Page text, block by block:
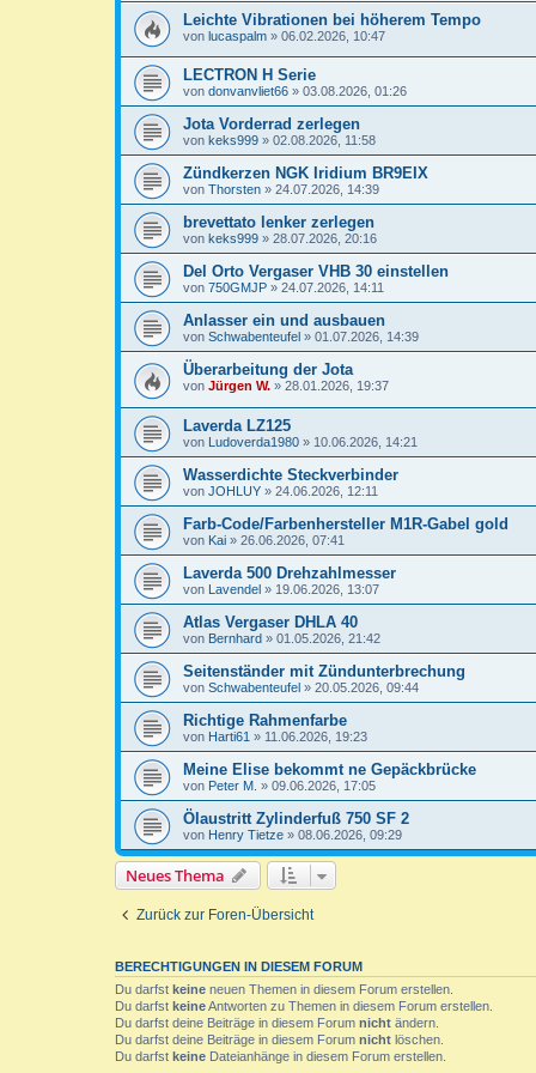
Leichte Vibrationen bei höherem Tempo
von lucaspalm » 06.02.2026, 10:47
LECTRON H Serie
von donvanvliet66 » 03.08.2026, 01:26
Jota Vorderrad zerlegen
von keks999 » 02.08.2026, 11:58
Zündkerzen NGK Iridium BR9EIX
von Thorsten » 24.07.2026, 14:39
brevettato lenker zerlegen
von keks999 » 28.07.2026, 20:16
Del Orto Vergaser VHB 30 einstellen
von 750GMJP » 24.07.2026, 14:11
Anlasser ein und ausbauen
von Schwabenteufel » 01.07.2026, 14:39
Überarbeitung der Jota
von Jürgen W. » 28.01.2026, 19:37
Laverda LZ125
von Ludoverda1980 » 10.06.2026, 14:21
Wasserdichte Steckverbinder
von JOHLUY » 24.06.2026, 12:11
Farb-Code/Farbenhersteller M1R-Gabel gold
von Kai » 26.06.2026, 07:41
Laverda 500 Drehzahlmesser
von Lavendel » 19.06.2026, 13:07
Atlas Vergaser DHLA 40
von Bernhard » 01.05.2026, 21:42
Seitenständer mit Zündunterbrechung
von Schwabenteufel » 20.05.2026, 09:44
Richtige Rahmenfarbe
von Harti61 » 11.06.2026, 19:23
Meine Elise bekommt ne Gepäckbrücke
von Peter M. » 09.06.2026, 17:05
Ölaustritt Zylinderfuß 750 SF 2
von Henry Tietze » 08.06.2026, 09:29
Neues Thema
Zurück zur Foren-Übersicht
BERECHTIGUNGEN IN DIESEM FORUM
Du darfst keine neuen Themen in diesem Forum erstellen.
Du darfst keineAntworten zu Themen in diesem Forum erstellen.
Du darfst deine Beiträge in diesem Forum nicht ändern.
Du darfst deine Beiträge in diesem Forum nicht löschen.
Du darfst keine Dateianhänge in diesem Forum erstellen.